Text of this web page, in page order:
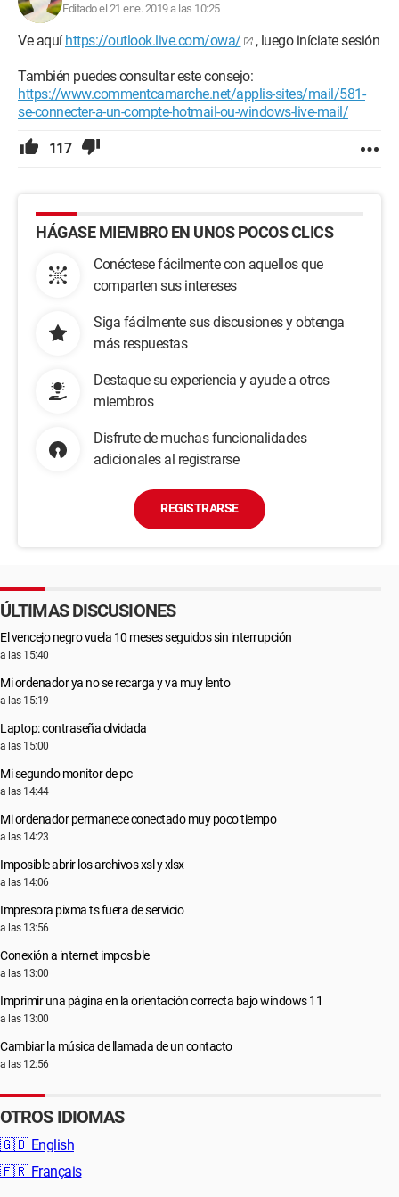
Editado el 21 ene. 2019 a las 10:25
Ve aquí https://outlook.live.com/owa/ , luego iníciate sesión
También puedes consultar este consejo:
https://www.commentcamarche.net/applis-sites/mail/581-
se-connecter-a-un-compte-hotmail-ou-windows-live-mail/
117
HÁGASE MIEMBRO EN UNOS POCOS CLICS
Conéctese fácilmente con aquellos que
comparten sus intereses
Siga fácilmente sus discusiones y obtenga
más respuestas
Destaque su experiencia y ayude a otros
miembros
Disfrute de muchas funcionalidades
adicionales al registrarse
REGISTRARSE
ÚLTIMAS DISCUSIONES
El vencejo negro vuela 10 meses seguidos sin interrupción
a las 15:40
Mi ordenador ya no se recarga y va muy lento
a las 15:19
Laptop: contraseña olvidada
a las 15:00
Mi segundo monitor de pc
a las 14:44
Mi ordenador permanece conectado muy poco tiempo
a las 14:23
Imposible abrir los archivos xsl y xlsx
a las 14:06
Impresora pixma ts fuera de servicio
a las 13:56
Conexión a internet imposible
a las 13:00
Imprimir una página en la orientación correcta bajo windows 11
a las 13:00
Cambiar la música de llamada de un contacto
a las 12:56
OTROS IDIOMAS
🇬🇧 English
🇫🇷 Français